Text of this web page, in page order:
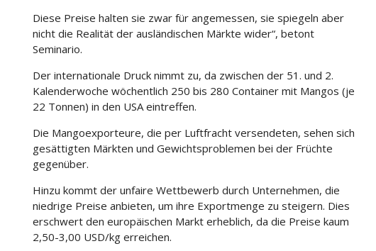
Diese Preise halten sie zwar für angemessen, sie spiegeln aber
nicht die Realität der ausländischen Märkte wider“, betont
Seminario.
Der internationale Druck nimmt zu, da zwischen der 51. und 2.
Kalenderwoche wöchentlich 250 bis 280 Container mit Mangos (je
22 Tonnen) in den USA eintreffen.
Die Mangoexporteure, die per Luftfracht versendeten, sehen sich
gesättigten Märkten und Gewichtsproblemen bei der Früchte
gegenüber.
Hinzu kommt der unfaire Wettbewerb durch Unternehmen, die
niedrige Preise anbieten, um ihre Exportmenge zu steigern. Dies
erschwert den europäischen Markt erheblich, da die Preise kaum
2,50-3,00 USD/kg erreichen.